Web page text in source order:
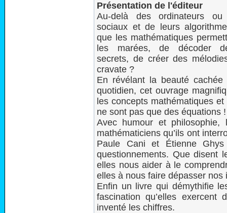
Présentation de l'éditeur
Au-delà des ordinateurs
sociaux et de leurs
que les mathématiques
les marées, de décoder
secrets, de créer des
cravate ?
En révélant la beauté
quotidien, cet ouvrage
les concepts mathématiques
ne sont pas que des équations !
Avec humour et philosophie,
mathématiciens qu’ils ont
Paule Cani et Étienne
questionnements. Que disent
elles nous aider à le
elles à nous faire dépasser
Enfin un livre qui démythifie
fascination qu’elles exercent
inventé les chiffres.